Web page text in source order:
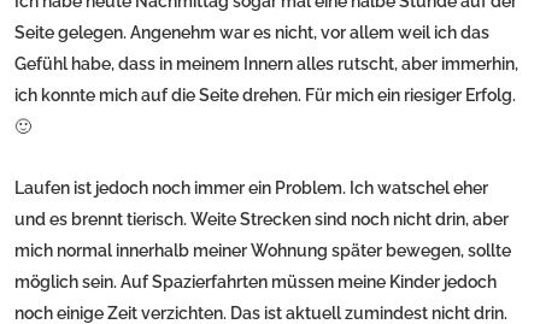
Seite gelegen. Angenehm war es nicht, vor allem weil ich das
Gefühl habe, dass in meinem Innern alles rutscht, aber immerhin,
ich konnte mich auf die Seite drehen. Für mich ein riesiger Erfolg.
🙂
Laufen ist jedoch noch immer ein Problem. Ich watschel eher
und es brennt tierisch. Weite Strecken sind noch nicht drin, aber
mich normal innerhalb meiner Wohnung später bewegen, sollte
möglich sein. Auf Spazierfahrten müssen meine Kinder jedoch
noch einige Zeit verzichten. Das ist aktuell zumindest nicht drin.